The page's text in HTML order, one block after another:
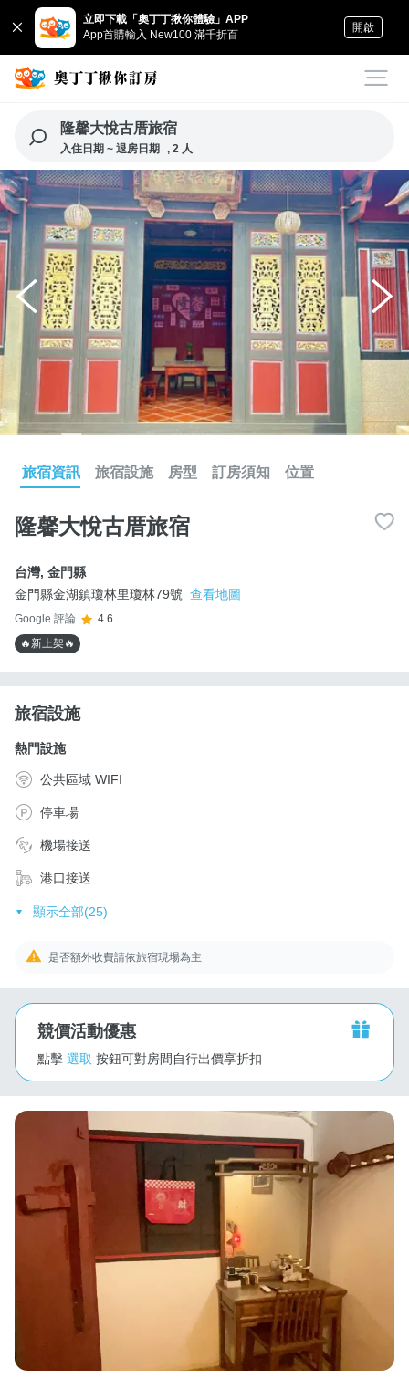
立即下載「奧丁丁揪你體驗」APP
App首購輸入 New100 滿千折百
開啟
隆馨大悅古厝旅宿
入住日期 ~ 退房日期 , 2 人
旅宿資訊 旅宿設施 房型 訂房須知 位置
隆馨大悅古厝旅宿
台灣, 金門縣
金門縣金湖鎮瓊林里瓊林79號 查看地圖
Google 評論
4.6
🔥新上架🔥
旅宿設施
熱門設施
公共區域 WIFI
停車場
機場接送
港口接送
顯示全部(25)
是否額外收費請依旅宿現場為主
競價活動優惠
點擊 選取 按鈕可對房間自行出價享折扣